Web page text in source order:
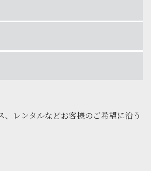
レンタルなどお客様のご希望に沿う